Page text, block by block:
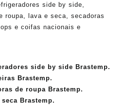
side by side,
roupa, lava e seca, secadoras
e coifas nacionais e
side by side Brastemp.
Brastemp.
de roupa Brastemp.
Brastemp.